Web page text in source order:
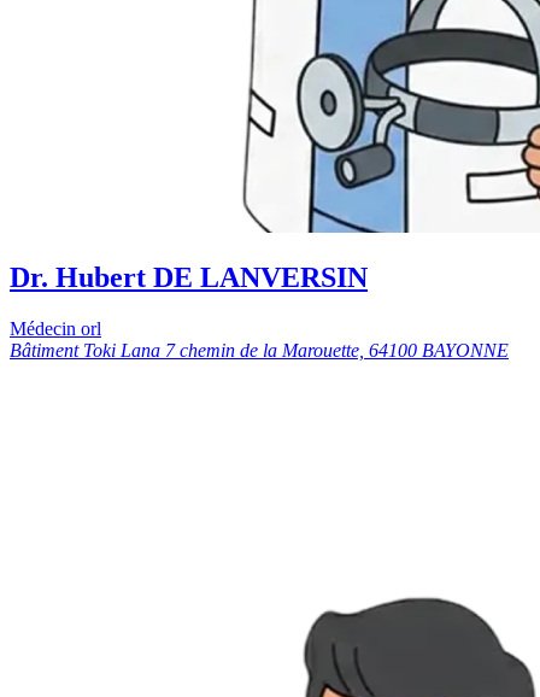
Dr. Hubert DE LANVERSIN
Médecin orl
Bâtiment Toki Lana 7 chemin de la Marouette, 64100 BAYONNE